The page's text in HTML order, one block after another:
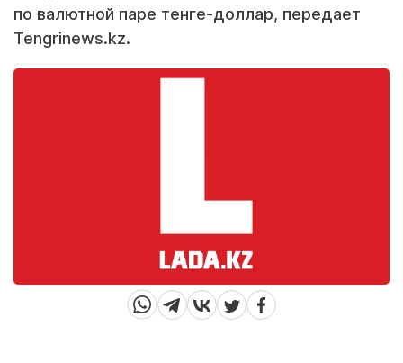
по валютной паре тенге-доллар, передает
Tengrinews.kz.